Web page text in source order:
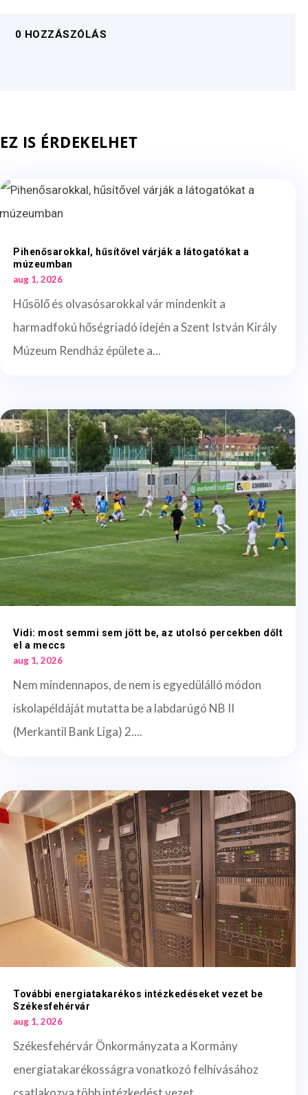
0 HOZZÁSZÓLÁS
EZ IS ÉRDEKELHET
Pihenősarokkal, hűsítővel várják a látogatókat a
múzeumban
aug 1, 2026
Hűsölő és olvasósarokkal vár mindenkit a
harmadfokú hőségriadó idején a Szent István Király
Múzeum Rendház épülete a...
Vidi: most semmi sem jött be, az utolsó percekben dőlt
el a meccs
aug 1, 2026
Nem mindennapos, de nem is egyedülálló módon
iskolapéldáját mutatta be a labdarúgó NB II
(Merkantil Bank Liga) 2....
További energiatakarékos intézkedéseket vezet be
Székesfehérvár
aug 1, 2026
Székesfehérvár Önkormányzata a Kormány
energiatakarékosságra vonatkozó felhívásához